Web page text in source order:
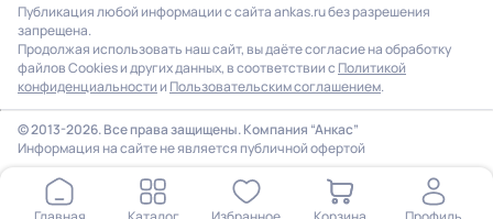
Публикация любой информации с сайта ankas.ru без разрешения
запрещена.
Продолжая использовать наш сайт, вы даёте согласие на обработку
файлов Cookies и других данных, в соответствии с Политикой
конфиденциальности и Пользовательским соглашением.
© 2013-2026. Все права защищены. Компания “Анкас”
Информация на сайте не является публичной офертой